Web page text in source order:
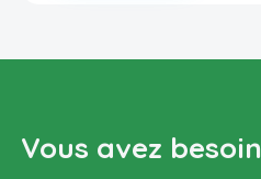
Vous avez